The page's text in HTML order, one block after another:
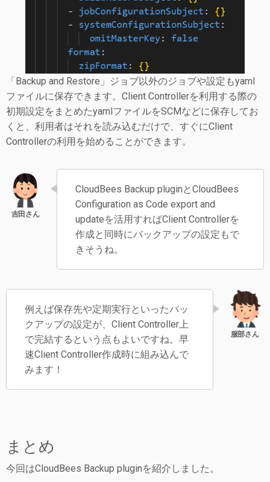
「Backup and Restore」ジョブ以外のジョブや設定もyaml
ファイルに保存できます。Client Controllerを利用する際の
初期設定をまとめたyamlファイルをSCMなどに保存してお
くと、利用者はそれを読み込むだけで、すぐにClient
Controllerの利用を始めることができます。
CloudBees Backup pluginとCloudBees
Configuration as Code export and
updateを活用すればClient Controllerを
作成と同時にバックアップの設定もで
きそうね。
例えば保存先や定期実行といったバッ
クアップの設定が、Client Controller上
で完結するという点もよいですね。早
速Client Controller作成時に組み込んで
みます！
まとめ
今回はCloudBees Backup pluginを紹介しました。